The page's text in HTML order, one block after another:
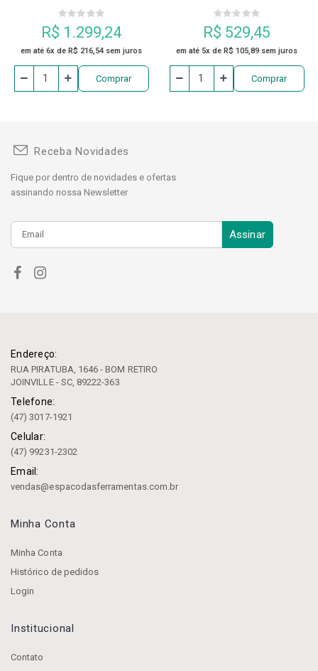
R$ 1.299,24
em até 6x de R$ 216,54 sem juros
Comprar
R$ 529,45
em até 5x de R$ 105,89 sem juros
Comprar
Receba Novidades
Fique por dentro de novidades e ofertas
assinando nossa Newsletter
Assinar
Endereço:
RUA PIRATUBA, 1646 - BOM RETIRO
JOINVILLE - SC, 89222-363
Telefone:
(47) 3017-1921
Celular:
(47) 99231-2302
Email:
vendas@espacodasferramentas.com.br
Minha Conta
Minha Conta
Histórico de pedidos
Login
Institucional
Contato